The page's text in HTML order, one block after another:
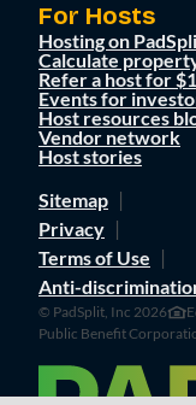
For Hosts
Hosting on
Calculate
Refer a host for
Events for
Host resources
Vendor network
Host stories
Sitemap
Privacy
Terms of Use
Anti-
© PadSplit, Inc 2026
Public Benefit